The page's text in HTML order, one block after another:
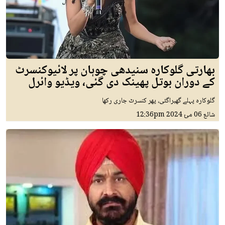
بھارتی گلوکارہ سنیدھی چوہان پر لائیوکنسرٹ
کے دوران بوتل پھینک دی گئی، ویڈیو وائرل
گلوکارہ پہلے گھبراگئی، پھر کنسرٹ جاری رکھا
شائع06 مئ 2024 12:36pm